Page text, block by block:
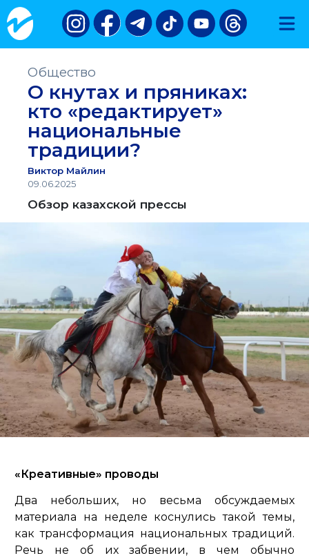
Общество
О кнутах и пряниках:
кто «редактирует»
национальные
традиции?
Виктор Майлин
09.06.2025
Обзор казахской прессы
«Креативные» проводы
Два небольших, но весьма обсуждаемых
материала на неделе коснулись такой темы,
как трансформация национальных традиций.
Речь не об их забвении, в чем обычно